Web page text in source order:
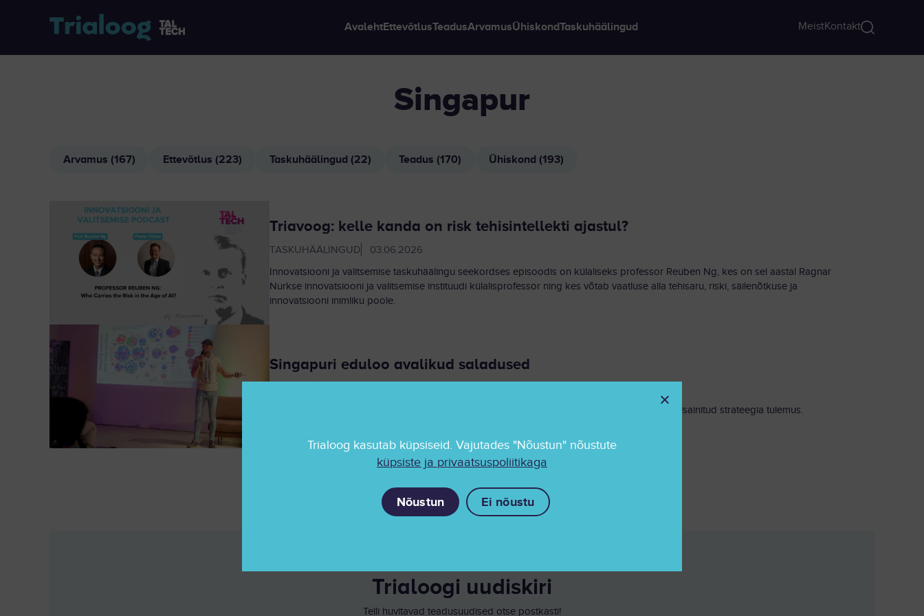
AvalehtEttevõtlusTeadusArvamusÜhiskondTaskuhäälingud MeistKontakt
singapur
Arvamus (167) Ettevõtlus (223) Taskuhäälingud (22) Teadus (170) Ühiskond (193)
TASKUHÄÄLINGUD 03.06.2026
Triavoog: kelle kanda on risk tehisintellekti ajastul?
Innovatsiooni ja valitsemise taskuhäälingu seekordses episoodis on külaliseks professor Reuben Ng, kes on sel aastal Ragnar
Nurkse innovatsiooni ja valitsemise instituudi külalisprofessor ning kes võtab vaatluse alla tehisaru, riski, säilenõtkuse ja
innovatsiooni inimliku poole.
Singapuri eduloo avalikud saladused
Võib üsna julgesti väita, et Singapuri eduloos pole midagi juhuslikku. See on sammukaupa disainitud strateegia tulemus.
Trialoogi uudiskiri
Telli huvitavad teadusuudised otse postkasti!
Trialoog kasutab küpsiseid. Vajutades "Nõustun" nõustute
küpsiste ja privaatsuspoliitikaga
Nõustun Ei nõustu